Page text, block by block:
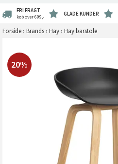
FRI FRAGT
køb over 699,- GLADE KUNDER
Forside › Brands › Hay › Hay barstole
20%